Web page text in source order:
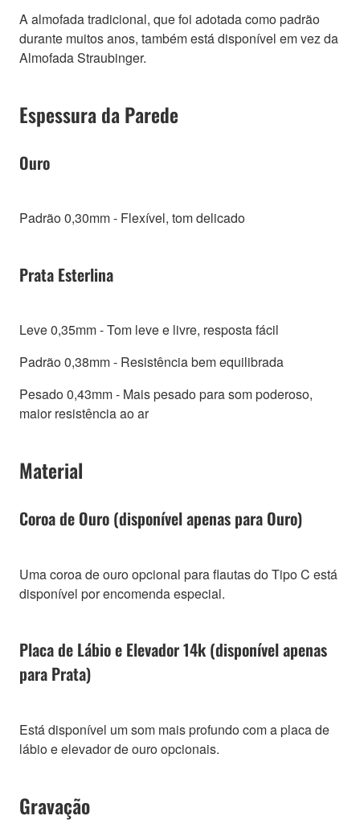
A almofada tradicional, que foi adotada como padrão
durante muitos anos, também está disponível em vez da
Almofada Straubinger.
Espessura da Parede
Ouro
Padrão 0,30mm - Flexível, tom delicado
Prata Esterlina
Leve 0,35mm - Tom leve e livre, resposta fácil
Padrão 0,38mm - Resistência bem equilibrada
Pesado 0,43mm - Mais pesado para som poderoso,
maior resistência ao ar
Material
Coroa de Ouro (disponível apenas para Ouro)
Uma coroa de ouro opcional para flautas do Tipo C está
disponível por encomenda especial.
Placa de Lábio e Elevador 14k (disponível apenas
para Prata)
Está disponível um som mais profundo com a placa de
lábio e elevador de ouro opcionais.
Gravação